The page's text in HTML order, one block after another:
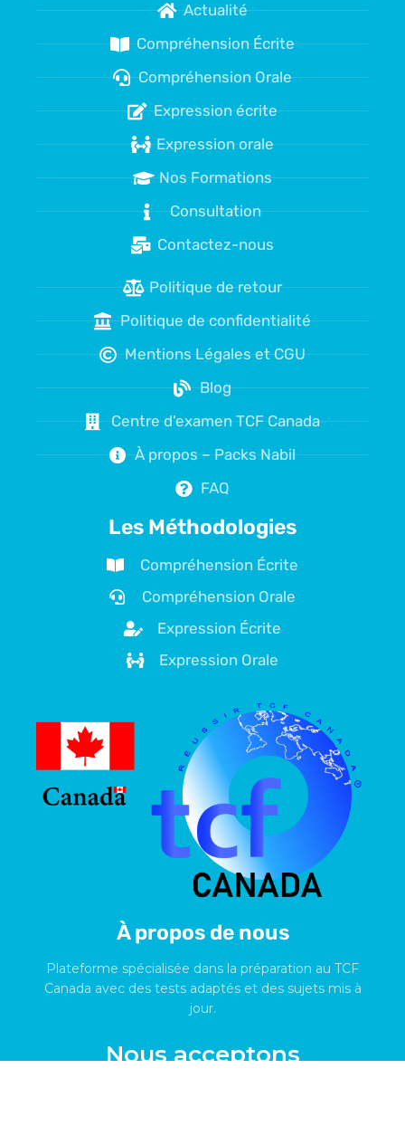
Actualité
Compréhension Écrite
Compréhension Orale
Expression écrite
Expression orale
Nos Formations
Consultation
Contactez-nous
Politique de retour
Politique de confidentialité
Mentions Légales et CGU
Blog
Centre d'examen TCF Canada
À propos – Packs Nabil
FAQ
Les Méthodologies
Compréhension Écrite
Compréhension Orale
Expression Écrite
Expression Orale
À propos de nous
Plateforme spécialisée dans la préparation au TCF
Canada avec des tests adaptés et des sujets mis à
jour.
Nous acceptons